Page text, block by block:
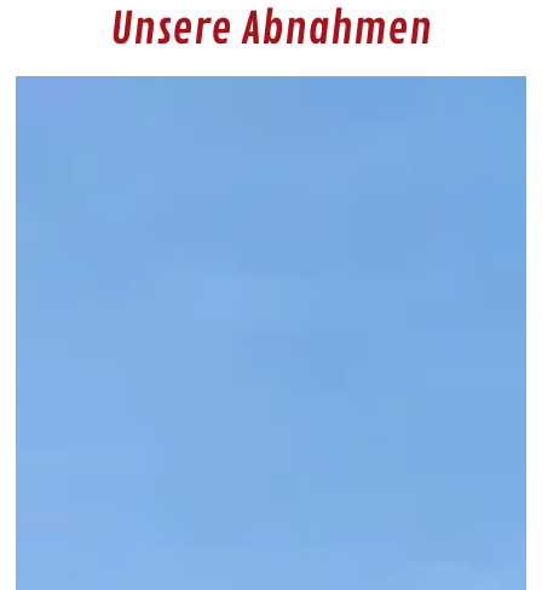
Unsere Abnahmen